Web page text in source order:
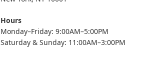
Hours
Monday–Friday: 9:00AM–5:00PM
Saturday & Sunday: 11:00AM–3:00PM